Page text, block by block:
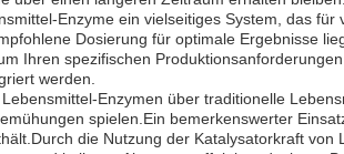
Enzyme ein vielseitiges System, das für
Dosierung für optimale Ergebnisse
Ihren spezifischen
werden.
Enzymen über traditionelle
spielen.Ein bemerkenswerter
die Nutzung der Katalysatorkraft von